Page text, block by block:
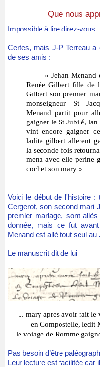
Que nous
Impossible à lire direz-vous.
Certes, mais J-P Terreau a
de ses amis :
« Jehan Menand
Renée Gilbert fille de
Gilbert son premier
monseigneur St
Menand partit pour
gaigner le St Jubilé,
vint encore gaigner
ladite gilbert allerent
la seconde fois
mena avec elle perine
cochet son mary »
Voici le début de l'histoire :
Cergerot, son second mari
premier mariage, sont
donnée, mais ce fut
Menand est allé tout seul au
Le manuscrit dit de lui :
... mary apres avoir fait le
en Compostelle, ledit
le voiage de Romme
Pas besoin d’être
Leur lecture est facilitée car